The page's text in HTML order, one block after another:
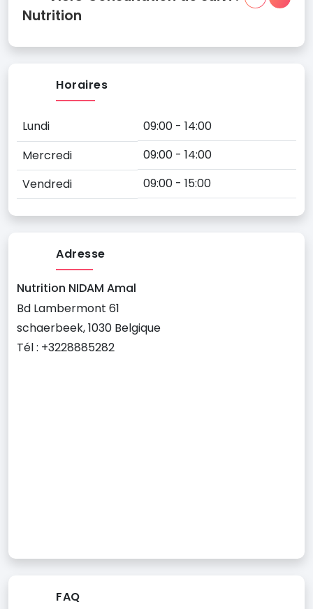
Nutrition
Horaires
Lundi
09:00 - 14:00
Mercredi
09:00 - 14:00
Vendredi
09:00 - 15:00
Adresse
Nutrition NIDAM Amal
Bd Lambermont 61
schaerbeek, 1030 Belgique
Tél : +3228885282
FAQ